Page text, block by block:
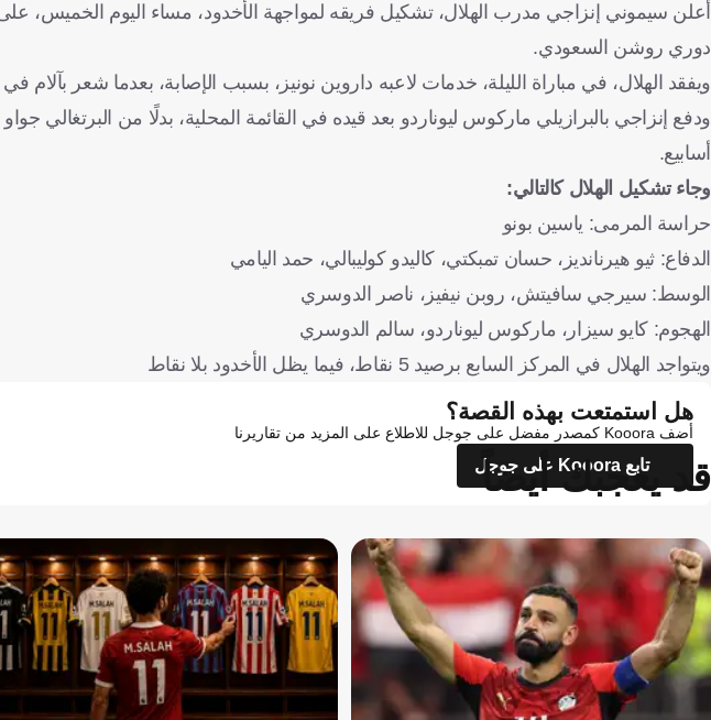
أعلن سيموني إنزاجي مدرب الهلال، تشكيل فريقه لمواجهة الأخدود، مساء اليوم الخميس،
دوري روشن السعودي.
ويفقد الهلال، في مباراة الليلة، خدمات لاعبه داروين نونيز، بسبب الإصابة، بعدما شعر بآلام
أسابيع.
وجاء تشكيل الهلال كالتالي:
حراسة المرمى: ياسين بونو
الدفاع: ثيو هيرنانديز، حسان تمبكتي، كاليدو كوليبالي، حمد اليامي
الوسط: سيرجي سافيتش، روبن نيفيز، ناصر الدوسري
الهجوم: كايو سيزار، ماركوس ليوناردو، سالم الدوسري
ويتواجد الهلال في المركز السابع برصيد 5 نقاط، فيما يظل الأخدود بلا نقاط
هل استمتعت بهذه القصة؟
أضف Kooora كمصدر مفضل على جوجل للاطلاع على المزيد من تقاريرنا
تابع Kooora على جوجل
قد يعجبك أيضاً